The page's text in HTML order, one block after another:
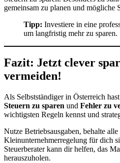
gemeinsam zu planen und mögliche
Tipp: Investiere in eine
um langfristig mehr zu sparen.
Fazit: Jetzt clever
vermeiden!
Als Selbstständiger in Österreich
Steuern zu sparen und Fehler zu
wichtigsten Regeln kennst und
Nutze Betriebsausgaben, behalte
Kleinunternehmerregelung für dich
Steuerberater kann dir helfen, das
herauszuholen.